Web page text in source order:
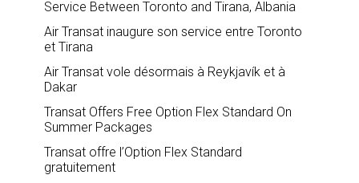
Service Between Toronto and Tirana, Albania
Air Transat inaugure son service entre Toronto
et Tirana
Air Transat vole désormais à Reykjavík et à
Dakar
Transat Offers Free Option Flex Standard On
Summer Packages
Transat offre l’Option Flex Standard
gratuitement